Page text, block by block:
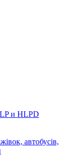
и HLPD
автобусів,